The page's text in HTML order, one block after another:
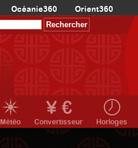
Océanie360 Orient360
Météo Convertisseur Horloges